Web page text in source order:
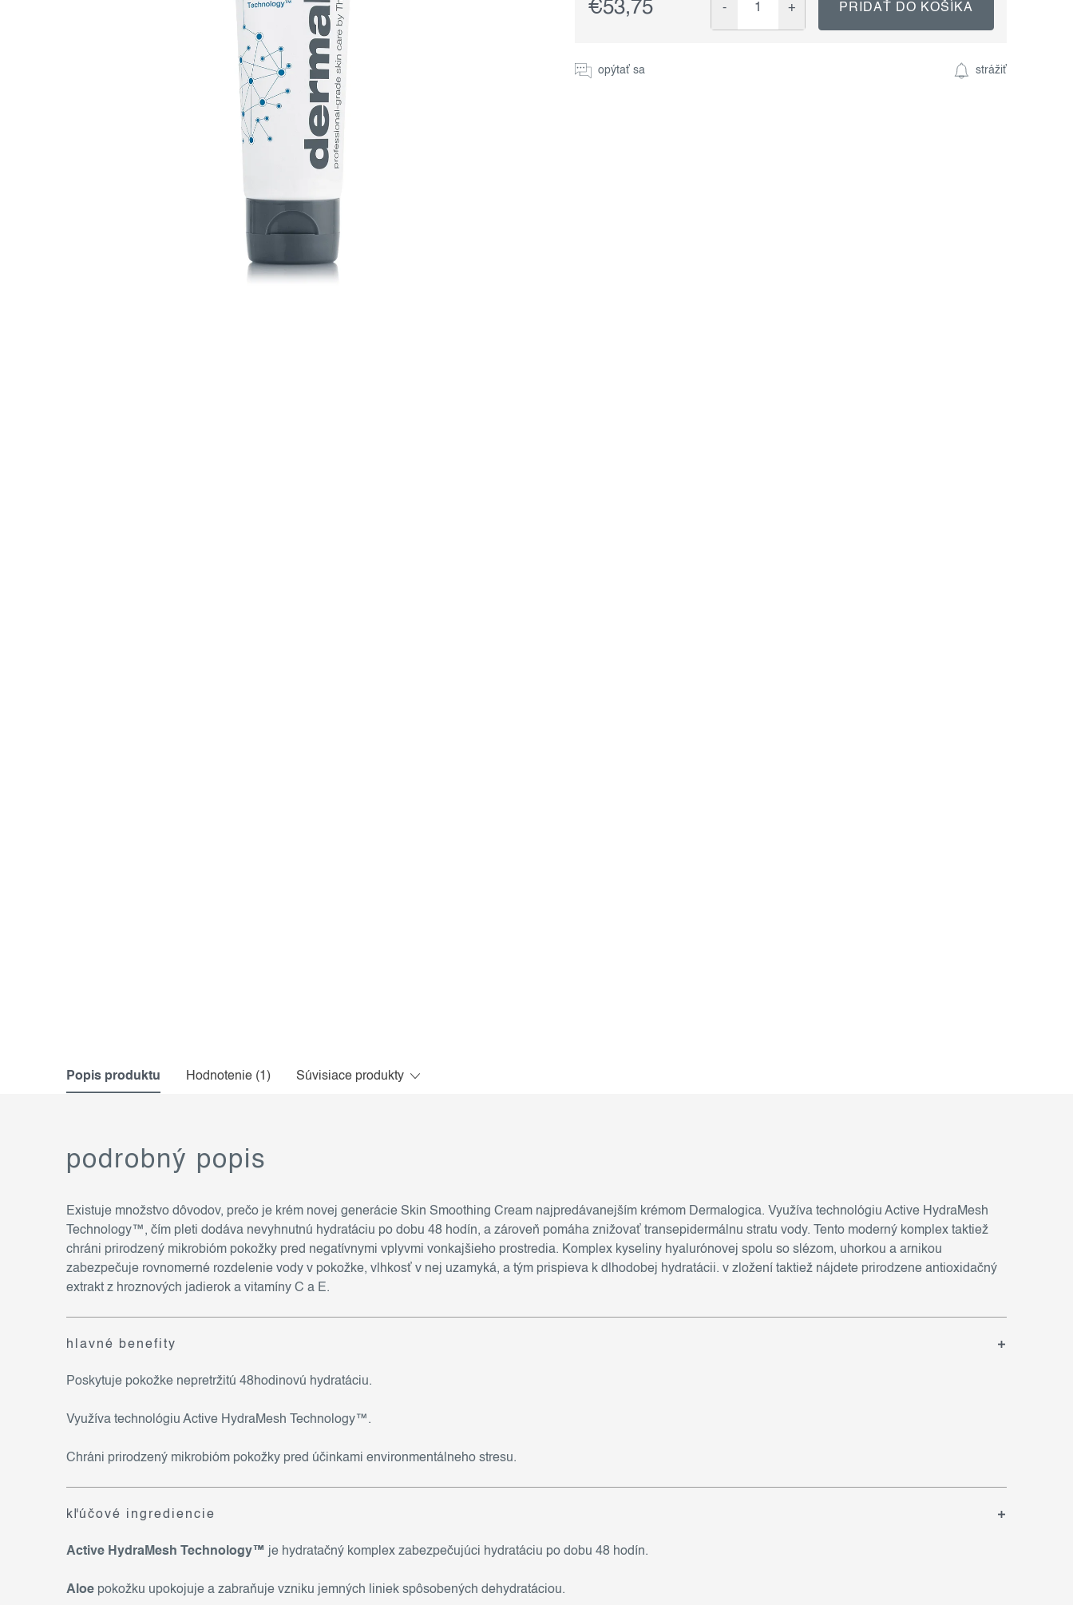
€53,75 PRIDAŤ DO KOŠÍKA
opýtať sa strážiť
Popis produktu Hodnotenie (1) Súvisiace produkty
podrobný popis
Existuje množstvo dôvodov, prečo je krém novej generácie Skin Smoothing Cream najpredávanejším krémom Dermalogica. Využíva technológiu Active HydraMesh
Technology™, čím pleti dodáva nevyhnutnú hydratáciu po dobu 48 hodín, a zároveň pomáha znižovať transepidermálnu stratu vody. Tento moderný komplex taktiež
chráni prirodzený mikrobióm pokožky pred negatívnymi vplyvmi vonkajšieho prostredia. Komplex kyseliny hyalurónovej spolu so slézom, uhorkou a arnikou
zabezpečuje rovnomerné rozdelenie vody v pokožke, vlhkosť v nej uzamyká, a tým prispieva k dlhodobej hydratácii. v zložení taktiež nájdete prirodzene antioxidačný
extrakt z hroznových jadierok a vitamíny C a E.
hlavné benefity
Poskytuje pokožke nepretržitú 48hodinovú hydratáciu.
Využíva technológiu Active HydraMesh Technology™.
Chráni prirodzený mikrobióm pokožky pred účinkami environmentálneho stresu.
kľúčové ingrediencie
Active HydraMesh Technology™ je hydratačný komplex zabezpečujúci hydratáciu po dobu 48 hodín.
Aloe pokožku upokojuje a zabraňuje vzniku jemných liniek spôsobených dehydratáciou.